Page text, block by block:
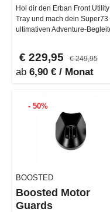
Hol dir den Erban Front Utility
Tray und mach dein Super73
ultimativen Adventure-
€ 229,95 € 249,95
ab 6,90 € / Monat
- 50%
BOOSTED
Boosted Motor
Guards